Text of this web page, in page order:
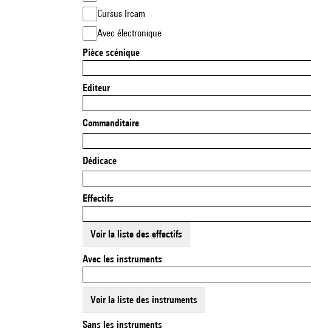
Cursus Ircam
Avec électronique
Pièce scénique
Editeur
Commanditaire
Dédicace
Effectifs
Voir la liste des effectifs
Avec les instruments
Voir la liste des instruments
Sans les instruments